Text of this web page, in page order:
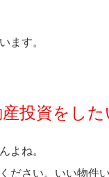
ます。
投資をした
よね。
ださい。いい物件